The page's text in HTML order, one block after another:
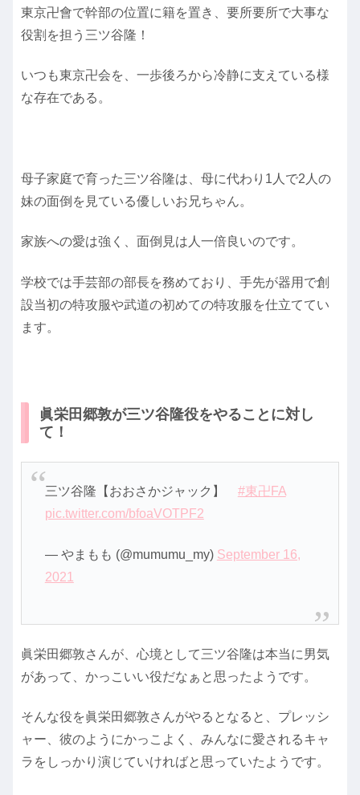
東京卍會で幹部の位置に籍を置き、要所要所で大事な
役割を担う三ツ谷隆！
いつも東京卍会を、一歩後ろから冷静に支えている様
な存在である。
母子家庭で育った三ツ谷隆は、母に代わり1人で2人の
妹の面倒を見ている優しいお兄ちゃん。
家族への愛は強く、面倒見は人一倍良いのです。
学校では手芸部の部長を務めており、手先が器用で創
設当初の特攻服や武道の初めての特攻服を仕立ててい
ます。
眞栄田郷敦が三ツ谷隆役をやることに対し
て！
三ツ谷隆【おおさかジャック】 #東卍FA
pic.twitter.com/bfoaVOTPF2
— やまもも (@mumumu_my) September 16,
2021
眞栄田郷敦さんが、心境として三ツ谷隆は本当に男気
があって、かっこいい役だなぁと思ったようです。
そんな役を眞栄田郷敦さんがやるとなると、プレッシ
ャー、彼のようにかっこよく、みんなに愛されるキャ
ラをしっかり演じていければと思っていたようです。